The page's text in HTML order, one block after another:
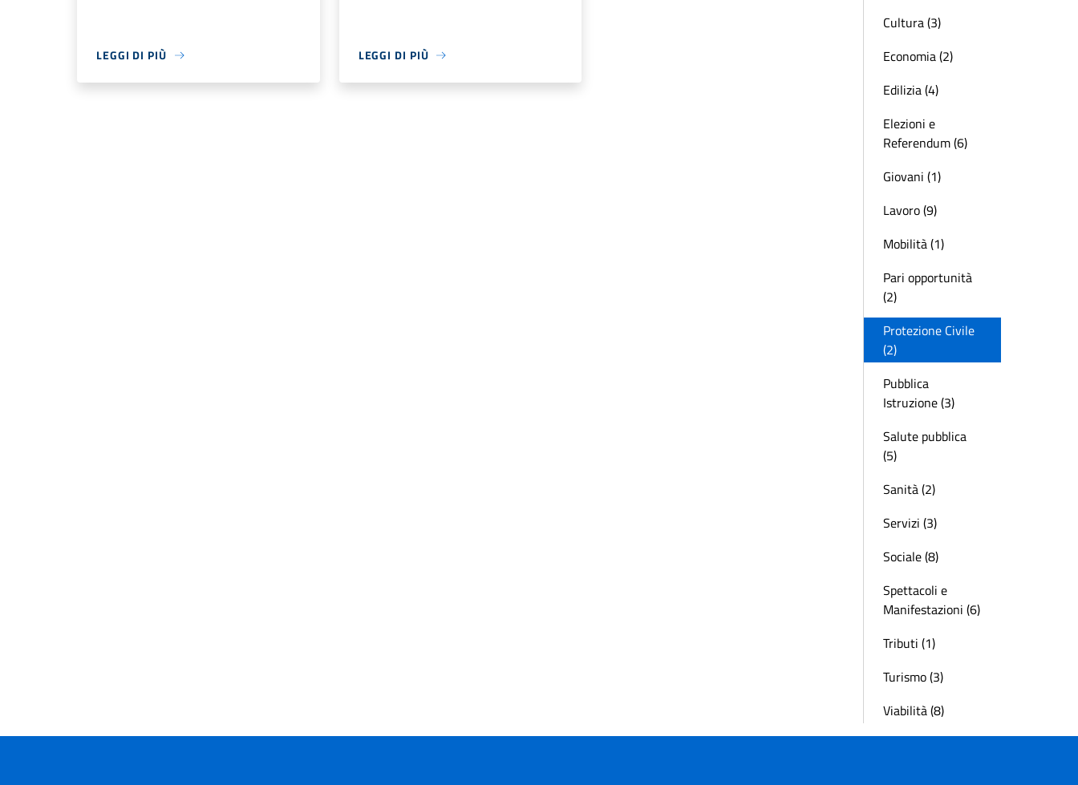
LEGGI DI PIÙ LEGGI DI PIÙ
Cultura (3)
Economia (2)
Edilizia (4)
Elezioni e
Referendum (6)
Giovani (1)
Lavoro (9)
Mobilità (1)
Pari opportunità
(2)
Protezione Civile
(2)
Pubblica
Istruzione (3)
Salute pubblica
(5)
Sanità (2)
Servizi (3)
Sociale (8)
Spettacoli e
Manifestazioni (6)
Tributi (1)
Turismo (3)
Viabilità (8)